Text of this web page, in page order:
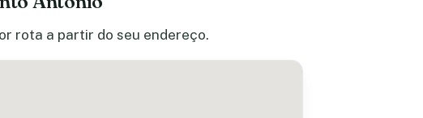
rota a partir do seu endereço.